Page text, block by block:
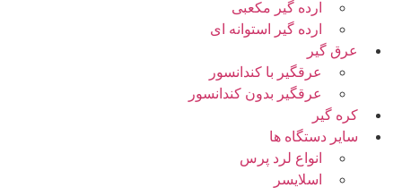
ارده گیر مکعبی
ارده گیر استوانه ای
عرق گیر
عرقگیر با کندانسور
عرقگیر بدون کندانسور
کره گیر
سایر دستگاه ها
انواع لرد پرس
اسلایسر